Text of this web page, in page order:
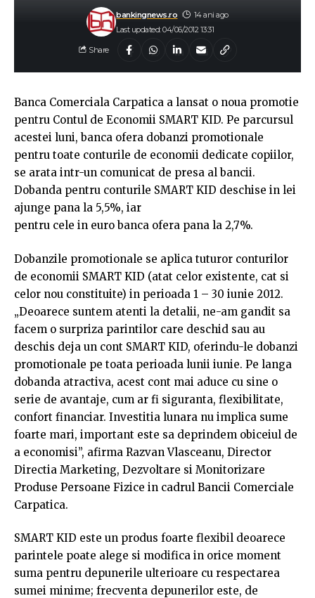
Last updated: 04/06/2012 13:31
bankingnews.ro 14 ani ago
Share
Banca Comerciala Carpatica a lansat o noua promotie
pentru Contul de Economii SMART KID. Pe parcursul
acestei luni, banca ofera dobanzi promotionale
pentru toate conturile de economii dedicate copiilor,
se arata intr-un comunicat de presa al bancii.
Dobanda pentru conturile SMART KID deschise in lei
ajunge pana la 5,5%, iar
pentru cele in euro banca ofera pana la 2,7%.
Dobanzile promotionale se aplica tuturor conturilor
de economii SMART KID (atat celor existente, cat si
celor nou constituite) in perioada 1 – 30 iunie 2012.
„Deoarece suntem atenti la detalii, ne-am gandit sa
facem o surpriza parintilor care deschid sau au
deschis deja un cont SMART KID, oferindu-le dobanzi
promotionale pe toata perioada lunii iunie. Pe langa
dobanda atractiva, acest cont mai aduce cu sine o
serie de avantaje, cum ar fi siguranta, flexibilitate,
confort financiar. Investitia lunara nu implica sume
foarte mari, important este sa deprindem obiceiul de
a economisi”, afirma Razvan Vlasceanu, Director
Directia Marketing, Dezvoltare si Monitorizare
Produse Persoane Fizice in cadrul Bancii Comerciale
Carpatica.
SMART KID este un produs foarte flexibil deoarece
parintele poate alege si modifica in orice moment
suma pentru depunerile ulterioare cu respectarea
sumei minime; frecventa depunerilor este, de